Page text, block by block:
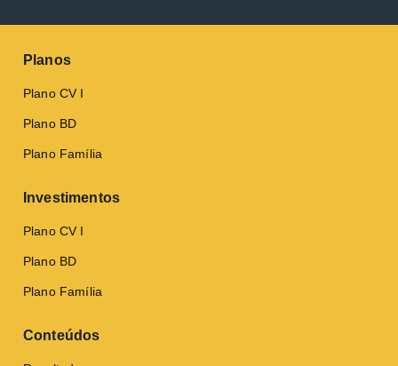
Planos
Plano CV I
Plano BD
Plano Família
Investimentos
Plano CV I
Plano BD
Plano Família
Conteúdos